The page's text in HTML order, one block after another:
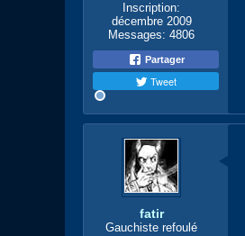
Inscription:
décembre 2009
Messages: 4806
Partager
Tweet
fatir
Gauchiste refoulé